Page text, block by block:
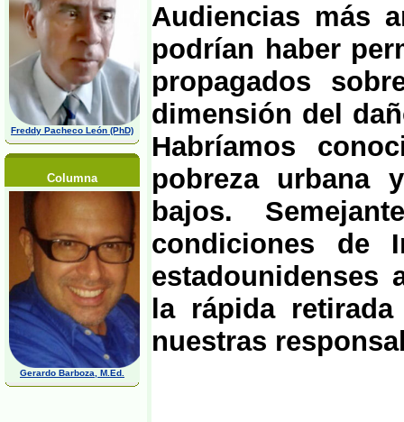
Freddy Pacheco León (PhD)
Columna
Gerardo Barboza, M.Ed.
Audiencias más
podrían haber
propagados
dimensión del
Habríamos
pobreza urbana
bajos.
condiciones de
estadounidenses
la rápida
nuestras